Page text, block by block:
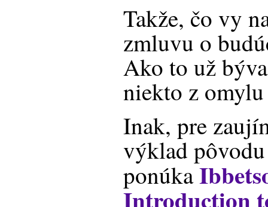
Takže, čo vy
zmluvu o
Ako to už
niekto z
Inak, pre
výklad
ponúka
Introduction